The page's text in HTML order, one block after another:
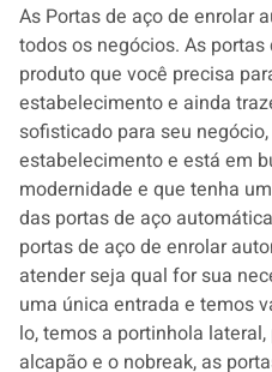
As Portas de aço de enrolar
todos os negócios. As
produto que você precisa
estabelecimento e ainda
sofisticado para seu
estabelecimento e está em
modernidade e que tenha
das portas de aço
portas de aço de enrolar
atender seja qual for sua
uma única entrada e temos
lo, temos a portinhola
alcapão e o nobreak, as